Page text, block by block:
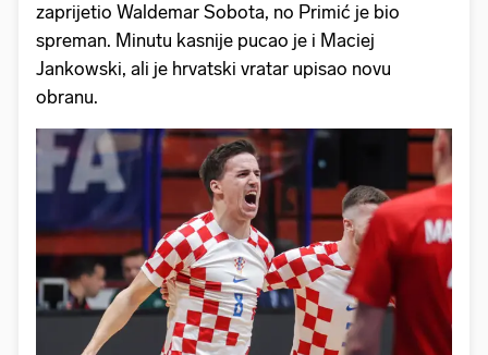
zaprijetio Waldemar Sobota, no Primić je bio
spreman. Minutu kasnije pucao je i Maciej
Jankowski, ali je hrvatski vratar upisao novu
obranu.